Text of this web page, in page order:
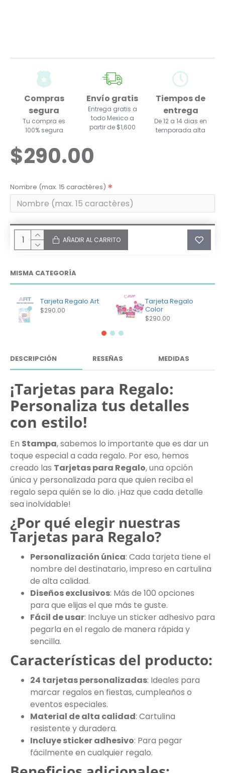
Compras
segura
Tu compra es
100% segura
Envío gratis
Entrega gratis a
todo Mexico a
partir de $1,600
Tiempos de
entrega
De 12 a 14 dias en
temporada alta
$290.00
Nombre (max. 15 caractères)
AÑADIR AL CARRITO
MISMA CATEGORÍA
Tarjeta Regalo Art
$290.00
Tarjeta Regalo
Color
$290.00
DESCRIPCIÓN RESEÑAS MEDIDAS
¡Tarjetas para Regalo:
Personaliza tus detalles
con estilo!
En Stampa, sabemos lo importante que es dar un
toque especial a cada regalo. Por eso, hemos
creado las Tarjetas para Regalo, una opción
única y personalizada para que quien reciba el
regalo sepa quién se lo dio. ¡Haz que cada detalle
sea inolvidable!
¿Por qué elegir nuestras
Tarjetas para Regalo?
Personalización única: Cada tarjeta tiene el
nombre del destinatario, impreso en cartulina
de alta calidad.
Diseños exclusivos: Más de 100 opciones
para que elijas el que más te guste.
Fácil de usar: Incluye un sticker adhesivo para
pegarla en el regalo de manera rápida y
sencilla.
Características del producto:
24 tarjetas personalizadas: Ideales para
marcar regalos en fiestas, cumpleaños o
eventos especiales.
Material de alta calidad: Cartulina
resistente y duradera.
Incluye sticker adhesivo: Para pegar
fácilmente en cualquier regalo.